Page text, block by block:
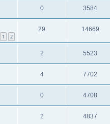
0 3584
1 2
29 14669
2 5523
4 7702
0 4708
2 4837